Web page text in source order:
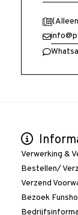
Verwerking &
Bestellen/
Verzend
Bezoek